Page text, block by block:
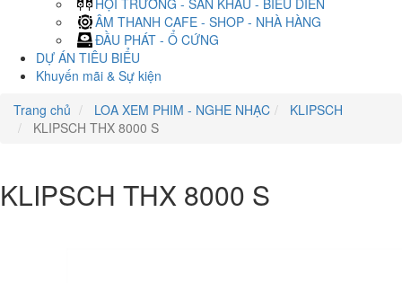
HỘI TRƯỜNG - SÂN KHẤU - BIỂU DIỄN
ÂM THANH CAFE - SHOP - NHÀ HÀNG
ĐẦU PHÁT - Ổ CỨNG
DỰ ÁN TIÊU BIỂU
Khuyến mãi & Sự kiện
Trang chủ
LOA XEM PHIM - NGHE NHẠC
KLIPSCH
KLIPSCH THX 8000 S
KLIPSCH THX 8000 S